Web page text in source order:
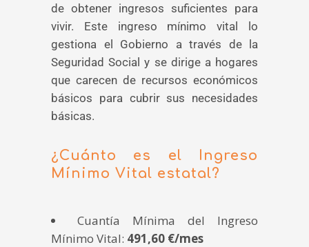
de obtener ingresos suficientes para
vivir. Este ingreso mínimo vital lo
gestiona el Gobierno a través de la
Seguridad Social y se dirige a hogares
que carecen de recursos económicos
básicos para cubrir sus necesidades
básicas.
¿Cuánto es el Ingreso
Mínimo Vital estatal?
Cuantía Mínima del Ingreso
Mínimo Vital: 491,60 €/mes